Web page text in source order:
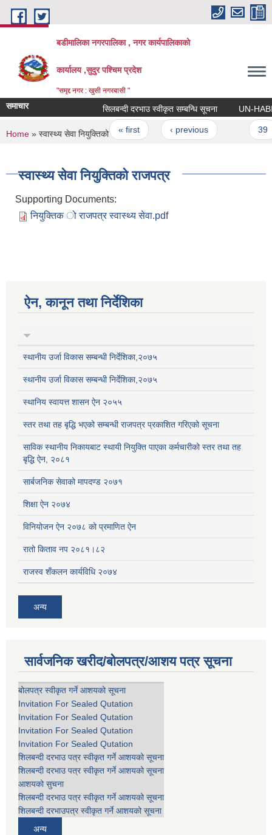
Skip to main content
बडीमालिका नगरपालिका , नगर कार्यपालिकाको
कार्यालय ,सुदुर पश्चिम प्रदेश
"समृद्द नगर : खुसी नगरबासी "
समाचार सिलबन्दी दरभाउ स्वीकृत सम्बन्धि सूचना UN-
Pages
« first ‹ previous
You are here
Home » स्वास्थ्य सेवा नियुक्तिको राजपत्र
स्वास्थ्य सेवा नियुक्तिको राजपत्र
Supporting Documents:
नियुक्तिक ो राजपत्र स्वास्थ्य सेवा.pdf
ऐन, कानून तथा निर्देशिका
स्थानीय उर्जा विकास सम्बन्धी निर्देशिका,२०७५
स्थानीय उर्जा विकास सम्बन्धी निर्देशिका,२०७५
स्थानिय स्वायत्त शासन ऐन २०५५
स्तर तथा तह बृद्धि भएको सम्बन्धी राजपत्र प्रकाशित गरिएको सूचना
साविक स्थानीय निकायबाट स्थायी नियुक्ति पाएका कर्मचारीको स्तर तथा तह
बृद्धि ऐन, २०८१
सार्बजनिक सेवाको मापदण्ड २०७१
शिक्षा ऐन २०७४
विनियोजन ऐन २०७८ को प्रमाणित ऐन
रातो किताव नप २०८१।८२
राजस्व शँकलन कार्यविधि २०७४
अन्य
सार्वजनिक खरीद/बोलपत्र/आशय पत्र सूचना
बोलपत्र स्वीकृत गर्ने आशयको सूचना
Invitation For Sealed Qutation
Invitation For Sealed Qutation
Invitation For Sealed Qutation
Invitation For Sealed Qutation
शिलबन्दी दरभाउ पत्र स्वीकृत गर्ने आशयको सूचना
शिलबन्दी दरभाउ पत्र स्वीकृत गर्ने आशयको सूचना
आशयको सुचना
शिलबन्दी दरभाउ पत्र स्वीकृत गर्ने आशयको सूचना
शिलबन्दी दरभाउपत्र स्वीकृत गर्ने आशयको सूचना
अन्य